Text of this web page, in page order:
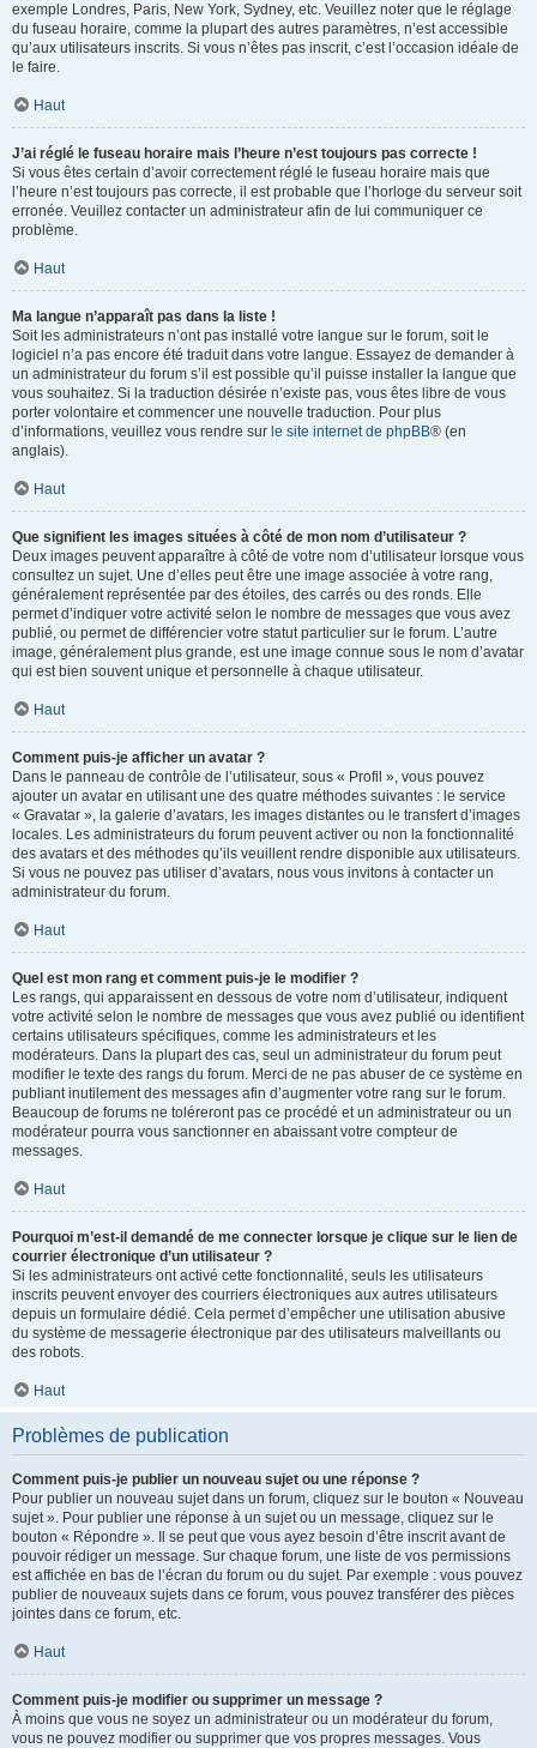
exemple Londres, Paris, New York, Sydney, etc. Veuillez noter que le réglage
du fuseau horaire, comme la plupart des autres paramètres, n’est accessible
qu’aux utilisateurs inscrits. Si vous n’êtes pas inscrit, c’est l’occasion idéale de
le faire.
Haut
J’ai réglé le fuseau horaire mais l’heure n’est toujours pas correcte !
Si vous êtes certain d’avoir correctement réglé le fuseau horaire mais que
l’heure n’est toujours pas correcte, il est probable que l’horloge du serveur soit
erronée. Veuillez contacter un administrateur afin de lui communiquer ce
problème.
Haut
Ma langue n’apparaît pas dans la liste !
Soit les administrateurs n’ont pas installé votre langue sur le forum, soit le
logiciel n’a pas encore été traduit dans votre langue. Essayez de demander à
un administrateur du forum s’il est possible qu’il puisse installer la langue que
vous souhaitez. Si la traduction désirée n’existe pas, vous êtes libre de vous
porter volontaire et commencer une nouvelle traduction. Pour plus
d’informations, veuillez vous rendre sur le site internet de phpBB® (en
anglais).
Haut
Que signifient les images situées à côté de mon nom d’utilisateur ?
Deux images peuvent apparaître à côté de votre nom d’utilisateur lorsque vous
consultez un sujet. Une d’elles peut être une image associée à votre rang,
généralement représentée par des étoiles, des carrés ou des ronds. Elle
permet d’indiquer votre activité selon le nombre de messages que vous avez
publié, ou permet de différencier votre statut particulier sur le forum. L’autre
image, généralement plus grande, est une image connue sous le nom d’avatar
qui est bien souvent unique et personnelle à chaque utilisateur.
Haut
Comment puis-je afficher un avatar ?
Dans le panneau de contrôle de l’utilisateur, sous « Profil », vous pouvez
ajouter un avatar en utilisant une des quatre méthodes suivantes : le service
« Gravatar », la galerie d’avatars, les images distantes ou le transfert d’images
locales. Les administrateurs du forum peuvent activer ou non la fonctionnalité
des avatars et des méthodes qu’ils veuillent rendre disponible aux utilisateurs.
Si vous ne pouvez pas utiliser d’avatars, nous vous invitons à contacter un
administrateur du forum.
Haut
Quel est mon rang et comment puis-je le modifier ?
Les rangs, qui apparaissent en dessous de votre nom d’utilisateur, indiquent
votre activité selon le nombre de messages que vous avez publié ou identifient
certains utilisateurs spécifiques, comme les administrateurs et les
modérateurs. Dans la plupart des cas, seul un administrateur du forum peut
modifier le texte des rangs du forum. Merci de ne pas abuser de ce système en
publiant inutilement des messages afin d’augmenter votre rang sur le forum.
Beaucoup de forums ne toléreront pas ce procédé et un administrateur ou un
modérateur pourra vous sanctionner en abaissant votre compteur de
messages.
Haut
Pourquoi m’est-il demandé de me connecter lorsque je clique sur le lien de
courrier électronique d’un utilisateur ?
Si les administrateurs ont activé cette fonctionnalité, seuls les utilisateurs
inscrits peuvent envoyer des courriers électroniques aux autres utilisateurs
depuis un formulaire dédié. Cela permet d’empêcher une utilisation abusive
du système de messagerie électronique par des utilisateurs malveillants ou
des robots.
Haut
Problèmes de publication
Comment puis-je publier un nouveau sujet ou une réponse ?
Pour publier un nouveau sujet dans un forum, cliquez sur le bouton « Nouveau
sujet ». Pour publier une réponse à un sujet ou un message, cliquez sur le
bouton « Répondre ». Il se peut que vous ayez besoin d’être inscrit avant de
pouvoir rédiger un message. Sur chaque forum, une liste de vos permissions
est affichée en bas de l’écran du forum ou du sujet. Par exemple : vous pouvez
publier de nouveaux sujets dans ce forum, vous pouvez transférer des pièces
jointes dans ce forum, etc.
Haut
Comment puis-je modifier ou supprimer un message ?
À moins que vous ne soyez un administrateur ou un modérateur du forum,
vous ne pouvez modifier ou supprimer que vos propres messages. Vous